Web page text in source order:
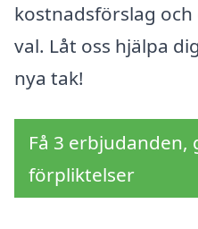
kostnadsförslag
val. Låt oss hjälpa
nya tak!
Få 3 erbjudanden,
förpliktelser